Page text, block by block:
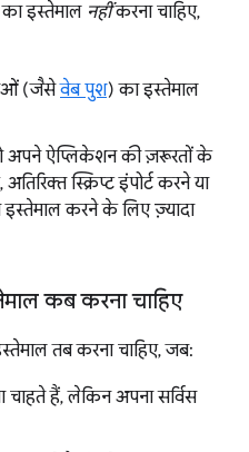
का इस्तेमाल नहींकरना चाहिए,
(जैसेवेब पुश) का इस्तेमाल
अपने ऐप्लिकेशन की ज़रूरतों के
स्क्रिप्ट इंपोर्ट करने या
करने के लिए ज़्यादा
कब करना चाहिए
तब करना चाहिए, जब:
हैं, लेकिन अपना सर्विस